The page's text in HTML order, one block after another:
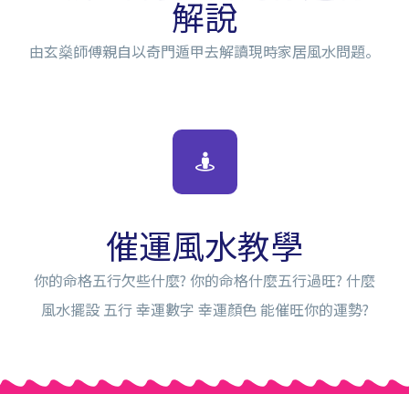
解說
由玄燊師傅親自以奇門遁甲去解讀現時家居風水問題。
催運風水教學
你的命格五行欠些什麼? 你的命格什麼五行過旺? 什麼
風水擺設 五行 幸運數字 幸運顏色 能催旺你的運勢?